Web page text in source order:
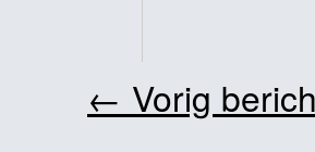
← Vorig